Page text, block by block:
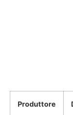
Produttore